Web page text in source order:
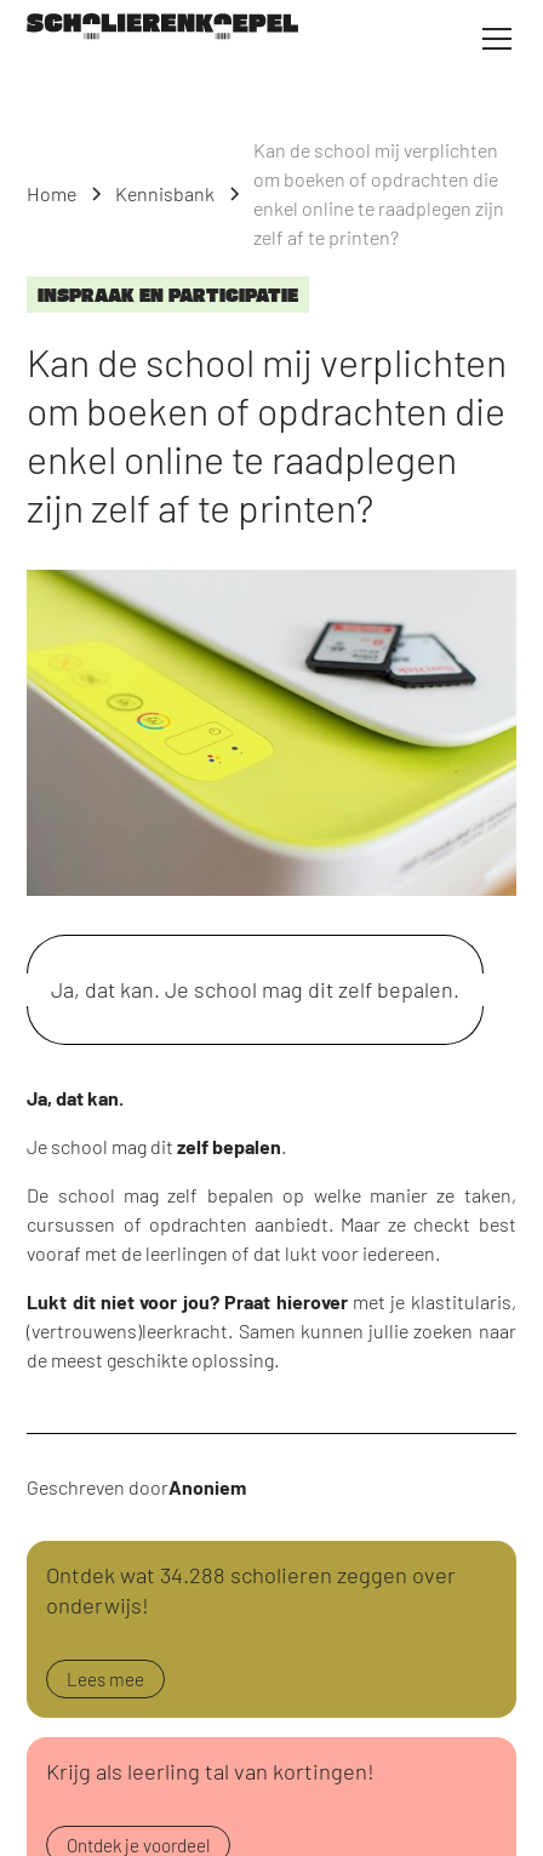
Home Kennisbank
Kan de school mij verplichten
om boeken of opdrachten die
enkel online te raadplegen zijn
zelf af te printen?
INSPRAAK EN PARTICIPATIE
Kan de school mij verplichten
om boeken of opdrachten die
enkel online te raadplegen
zijn zelf af te printen?
Ja, dat kan. Je school mag dit zelf bepalen.
Ja, dat kan.
Je school mag ditzelf bepalen
De school mag zelf bepalen op welke manier ze taken,
cursussen of opdrachten aanbiedt. Maar ze checkt best
vooraf met de leerlingen of dat lukt voor iedereen.
Lukt dit niet voor jou? Praat hierovermet je klastitularis,
(vertrouwens)leerkracht. Samen kunnen jullie zoeken naar
de meest geschikte oplossing.
Geschreven doorAnoniem
Ontdek wat 34.288 scholieren zeggen over
onderwijs!
Lees mee
Krijg als leerling tal van kortingen!
Ontdek je voordeel